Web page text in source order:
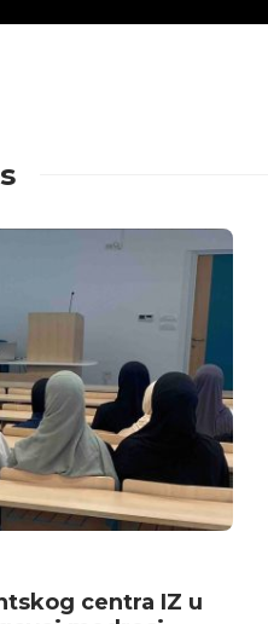
centra IZ u